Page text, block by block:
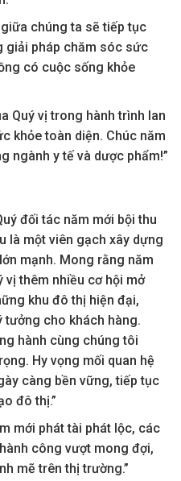
chúng ta sẽ tiếp tục
giải pháp chăm sóc sức
có cuộc sống khỏe
Quý vị trong hành trình lan
khỏe toàn diện. Chúc năm
ngành y tế và dược phẩm!”
đối tác năm mới bội thu
là một viên gạch xây dựng
mạnh. Mong rằng năm
vị thêm nhiều cơ hội mở
khu đô thị hiện đại,
cho khách hàng.
hành cùng chúng tôi
Hy vọng mối quan hệ
càng bền vững, tiếp tục
đô thị.”
mới phát tài phát lộc, các
công vượt mong đợi,
mẽ trên thị trường.”